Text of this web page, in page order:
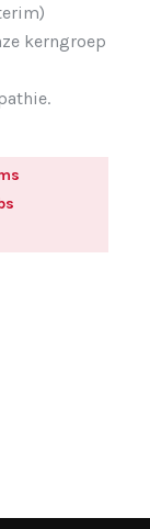
kerngroep